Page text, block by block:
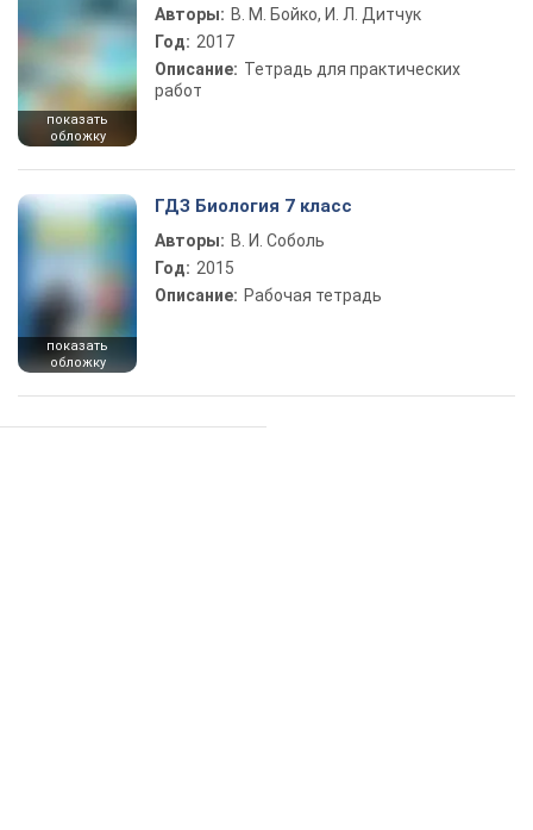
показать
обложку
Авторы: В. М. Бойко, И. Л. Дитчук
Год: 2017
Описание: Тетрадь для практических
работ
показать
обложку
ГДЗ Биология 7 класс
Авторы: В. И. Соболь
Год: 2015
Описание: Рабочая тетрадь